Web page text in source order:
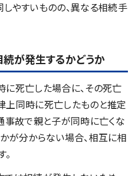
やすいものの、異なる相続手
が発生するかどうか
死亡した場合に、その死亡
上同時に死亡したものと推定
事故で親と子が同時に亡くな
が分からない場合、相互に相